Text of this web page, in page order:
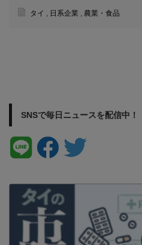
タイ , 日系企業 , 農業・食品
SNSで毎日ニュースを配信中！